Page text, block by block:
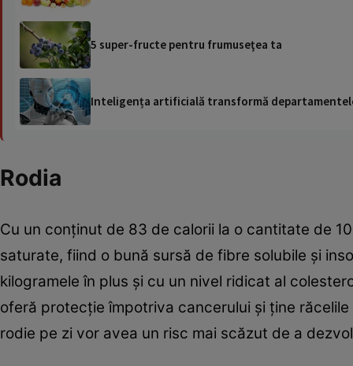
5 super-fructe pentru frumuseţea ta
Inteligența artificială transformă
Rodia
Cu un conţinut de 83 de calorii la o cantitate de
saturate, fiind o bună sursă de fibre solubile şi
kilogramele în plus şi cu un nivel ridicat al
oferă protecţie împotriva cancerului şi ţine
rodie pe zi vor avea un risc mai scăzut de a